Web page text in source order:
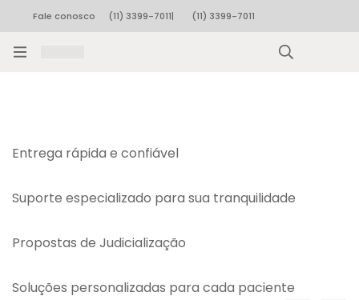
Fale conosco (11) 3399-7011|
(11) 3399-7011
Entrega rápida e confiável
Suporte especializado para sua tranquilidade
Propostas de Judicialização
Soluções personalizadas para cada paciente